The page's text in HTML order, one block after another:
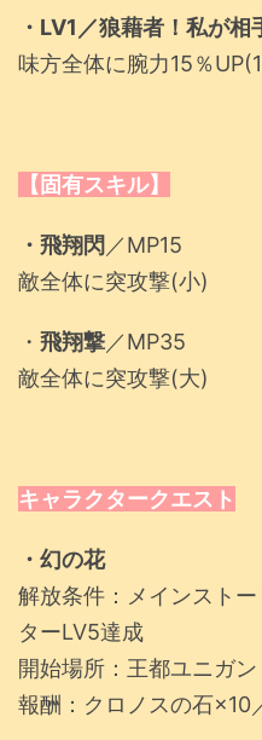
・LV1／狼藉者！私が相
味方全体に腕力15％
【固有スキル】
・飛翔閃 ／MP15
敵全体に突攻撃(小)
・ 飛翔撃／MP35
敵全体に突攻撃(大)
キャラクタークエスト
・幻の花
解放条件：メインスト
ターLV5達成
開始場所：王都ユニガン
報酬：クロノスの石×10